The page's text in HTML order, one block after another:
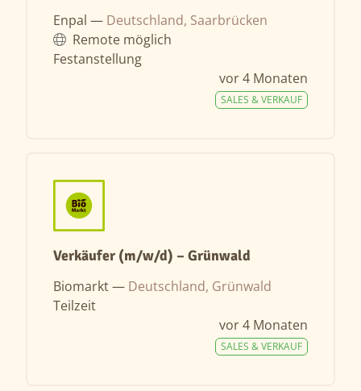
Enpal — Deutschland, Saarbrücken
Remote möglich
Festanstellung
vor 4 Monaten
SALES & VERKAUF
Verkäufer (m/w/d) – Grünwald
Biomarkt — Deutschland, Grünwald
Teilzeit
vor 4 Monaten
SALES & VERKAUF